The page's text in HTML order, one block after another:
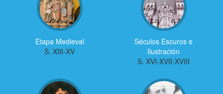
Etapa Medieval
S. XIII-XV
Séculos Escuros e
Ilustración
S. XVI-XVII-XVIII